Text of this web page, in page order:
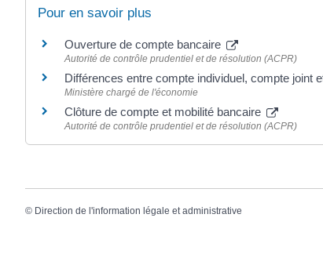
Pour en savoir plus
Ouverture de compte bancaire
Autorité de contrôle prudentiel et de résolution (ACPR)
Différences entre compte individuel, compte joint
Ministère chargé de l'économie
Clôture de compte et mobilité bancaire
Autorité de contrôle prudentiel et de résolution (ACPR)
© Direction de l'information légale et administrative